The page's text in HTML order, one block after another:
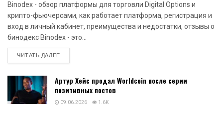
Binodex - обзор платформы для торговли Digital Options и
крипто-фьючерсами, как работает платформа, регистрация и
вход в личный кабинет, преимущества и недостатки, отзывы о
бинодекс Binodex - это...
ЧИТАТЬ ДАЛЕЕDETAILS
Артур Хейс продал Worldcoin после серии
позитивных постов
09.06.2026 1.6K